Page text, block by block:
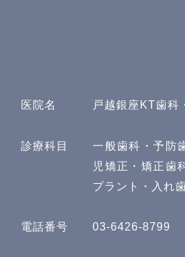
医院名 戸越銀座KT歯科
診療科目
一般歯科・予防
児矯正・矯正歯
プラント・入れ歯
電話番号 03-6426-8799